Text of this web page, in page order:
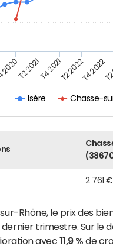
Isère Chasse-
T2 2021T4 2021T2 2022T4 2022
2 761
Rhône, le prix des
trimestre. Sur le
avec 11,9 % de